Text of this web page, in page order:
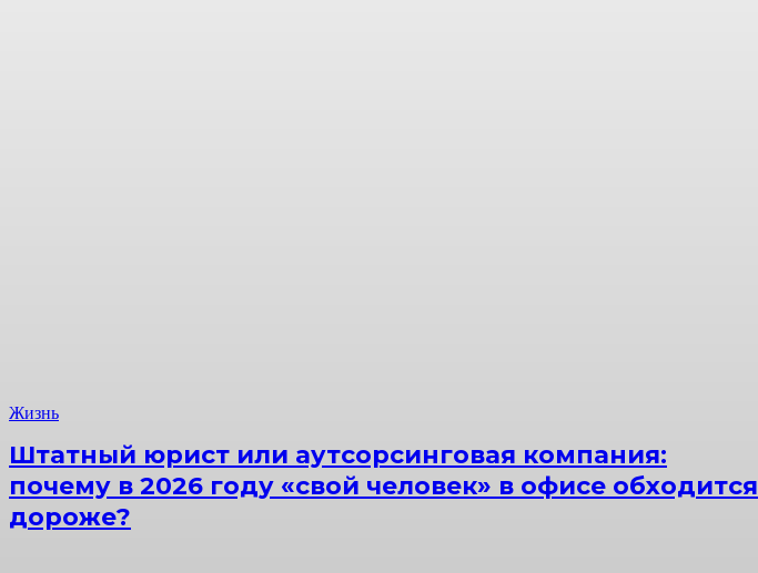
Жизнь
Штатный юрист или аутсорсинговая компания:
почему в 2026 году «свой человек» в офисе обходится
дороже?